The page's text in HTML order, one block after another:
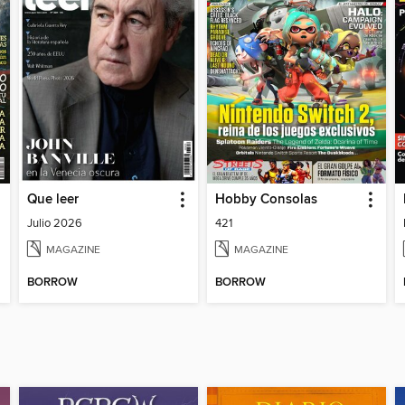
Que leer
Julio 2026
MAGAZINE
BORROW
Hobby Consolas
421
MAGAZINE
BORROW